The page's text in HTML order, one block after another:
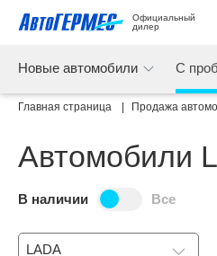
Официальный
дилер
Новые автомобили С
Главная страница Продажа
Автомобили
В наличии Все
LADA